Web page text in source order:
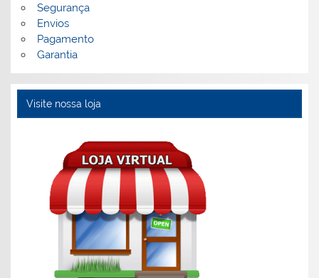
Segurança
Envios
Pagamento
Garantia
Visite nossa loja